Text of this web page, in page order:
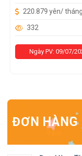
220.879 yên/ tháng
332
Ngày PV: 09/07/
ĐƠN